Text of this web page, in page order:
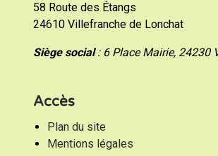
58 Route des Étangs
24610 Villefranche de Lonchat
Siège social: 6 Place Mairie, 24230
Accès
Plan du site
Mentions légales